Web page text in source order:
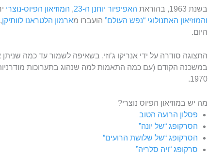
בשנת 1963, בהוראת האפיפיור יוחנן ה-23 , המוזיאון הפיוס-נוצרי
והמוזיאון האתנולוגי “נפש העולם” הועברו מארמון הלטראנו לוותיקן
היום.
התצוגה סודרה על ידי אנריקו ג’וזי, בשאיפה לשמור עד כמה
במשכנה הקודם (עם כמה התאמות למה שנהוג בתערוכות
1970.
מה יש במוזיאון הפיוס נוצרי?
פסלון הרועה הטוב
הסרקופג “של יונה”
הסרקופג “של שלושת הרועים”
סרקופג “ויה סלריה”